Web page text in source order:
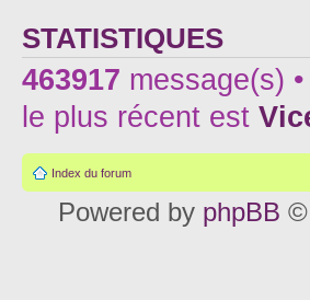
STATISTIQUES
463917 message(s) •
le plus récent est
Index du forum
Powered by phpBB ©